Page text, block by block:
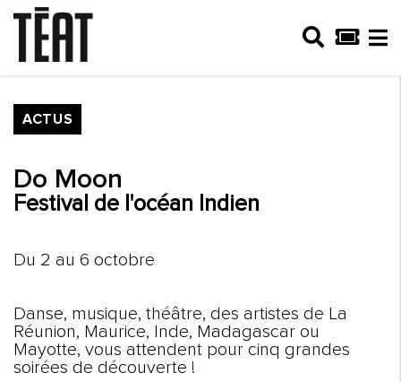
ACTUS
Do Moon
Festival de l'océan Indien
Du 2 au 6 octobre
Danse, musique, théâtre, des artistes de La
Réunion, Maurice, Inde, Madagascar ou
Mayotte, vous attendent pour cinq grandes
soirées de découverte !